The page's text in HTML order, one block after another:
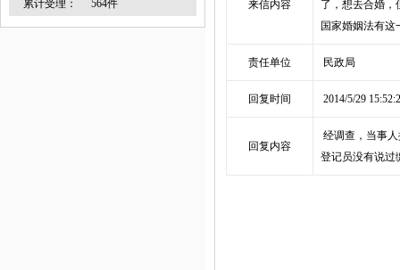
累计受理：
564件 来信内容
了，想去合婚，
国家婚姻法有
责任单位 民政局
回复时间 2014/5/29
回复内容
经调查，当事
登记员没有说过